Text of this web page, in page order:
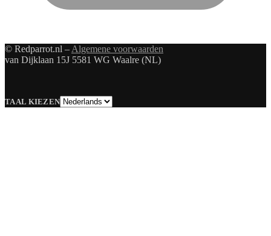
© Redparrot.nl – Algemene voorwaarden
van Dijklaan 15J 5581 WG Waalre (NL)
TAAL KIEZENTaal